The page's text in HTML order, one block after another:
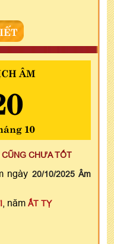
ÂM
10
CHƯA TỐT
ngày 20/10/2025 Âm
, năm ẤT TỴ